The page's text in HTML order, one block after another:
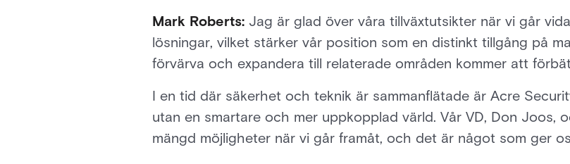
Mark Roberts: Jag är glad över våra tillväxtutsikter när vi går
lösningar, vilket stärker vår position som en distinkt tillgång på
förvärva och expandera till relaterade områden kommer att
I en tid där säkerhet och teknik är sammanflätade är Acre
utan en smartare och mer uppkopplad värld. Vår VD, Don Joos,
mängd möjligheter när vi går framåt, och det är något som ger